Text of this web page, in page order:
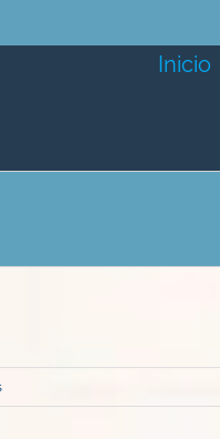
Inicio